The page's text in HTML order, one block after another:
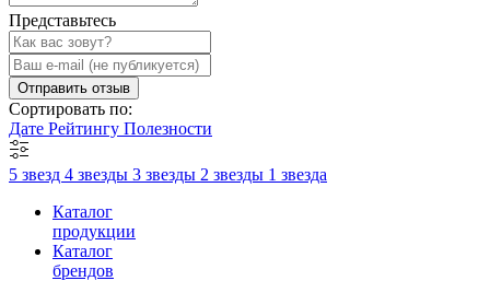
Представьтесь
Отправить отзыв
Сортировать по:
Дате Рейтингу Полезности
5 звезд 4 звезды 3 звезды 2 звезды 1 звезда
Каталог
продукции
Каталог
брендов